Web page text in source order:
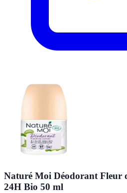
Naturé Moi Déodorant Fleur
24H Bio 50 ml